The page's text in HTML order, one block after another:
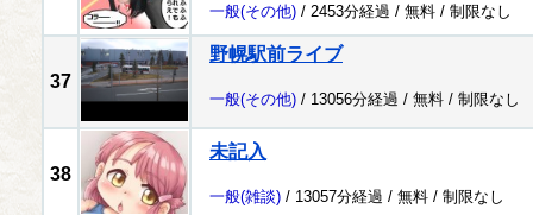
一般(その他) / 2453分経過 / 無料 / 制限なし
37
野幌駅前ライブ
一般(その他) / 13056分経過 / 無料 / 制限なし
38
未記入
一般(雑談) / 13057分経過 / 無料 / 制限なし